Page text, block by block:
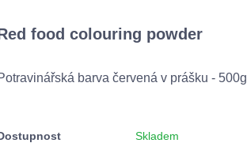
food colouring powder
barva červená v prášku - 500g
Skladem